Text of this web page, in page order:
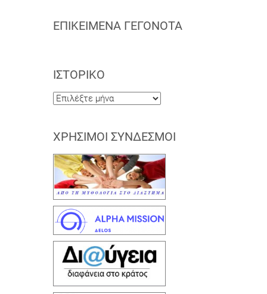
ΕΠΙΚΕΊΜΕΝΑ ΓΕΓΟΝΌΤΑ
ΙΣΤΟΡΙΚΌ
Ιστορικό
ΧΡΉΣΙΜΟΙ ΣΎΝΔΕΣΜΟΙ